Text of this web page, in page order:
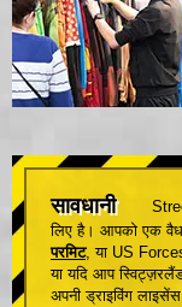
सावधानी
लिए है। आपको एक वैध
परमिट, या US
या यदि आप
अपनी ड्राइविंग